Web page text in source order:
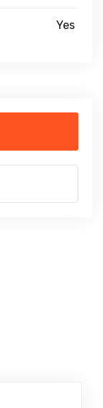
Yes